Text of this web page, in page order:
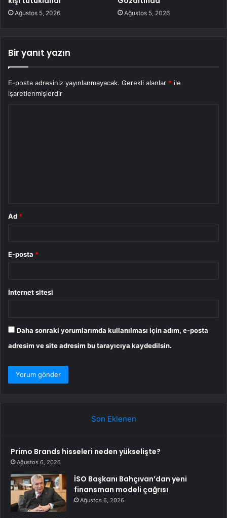
Ağustos 5, 2026 Ağustos 5, 2026
Bir yanıt yazın
E-posta adresiniz yayınlanmayacak. Gerekli alanlar * ile
işaretlenmişlerdir
Ad *
E-posta *
İnternet sitesi
Daha sonraki yorumlarımda kullanılması için adım, e-posta
adresim ve site adresim bu tarayıcıya kaydedilsin.
Son Eklenen
Primo Brands hisseleri neden yükselişte?
Ağustos 6, 2026
İSO Başkanı Bahçıvan’dan yeni
finansman modeli çağrısı
Ağustos 6, 2026